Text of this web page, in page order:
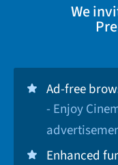
We
Ad-free
- Enjoy
Enhanced